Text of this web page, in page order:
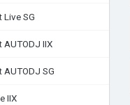
Live SG
AUTODJ IIX
AUTODJ SG
IIX